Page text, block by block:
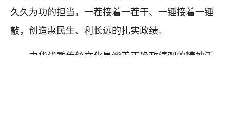
久久为功的担当，一茬接着一茬干、一锤接着一锤
敲，创造惠民生、利长远的扎实政绩。
中华优秀传统文化是涵养正确政绩观的精神沃